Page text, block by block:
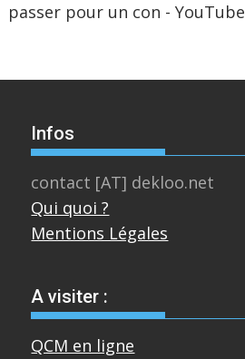
passer pour un con - YouTube
Infos
contact [AT] dekloo.net
Qui quoi ?
Mentions Légales
A visiter :
QCM en ligne